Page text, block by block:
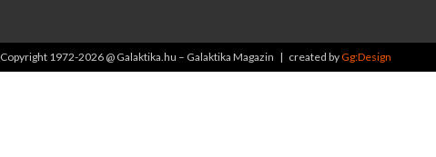
Copyright 1972-2026 @ Galaktika.hu – Galaktika Magazin | created byGg:Design